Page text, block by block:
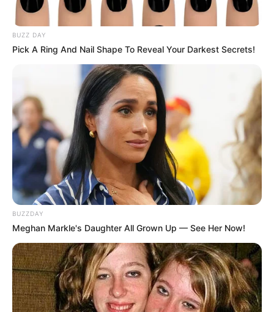
8. Nggak bisa ngelak kalau fans kadang juga ada rasa
sama bias mereka
BUZZ DAY
Pick A Ring And Nail Shape To Reveal Your Darkest Secrets!
BUZZDAY
Meghan Markle's Daughter All Grown Up — See Her Now!